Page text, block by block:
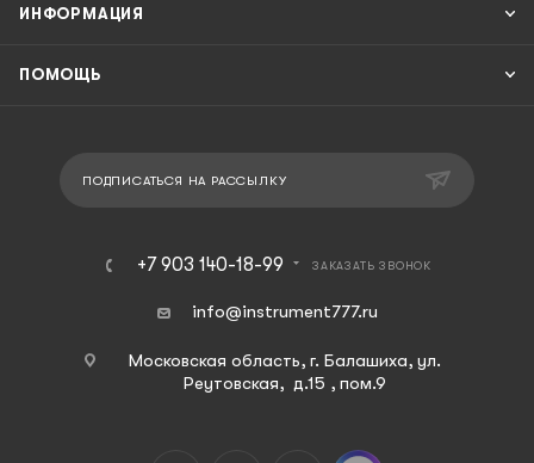
ИНФОРМАЦИЯ
ПОМОЩЬ
ПОДПИСАТЬСЯ НА РАССЫЛКУ
+7 903 140-18-99 ЗАКАЗАТЬ ЗВОНОК
info@instrument777.ru
Московская область, г. Балашиха, ул.
Реутовская, д.15 , пом.9